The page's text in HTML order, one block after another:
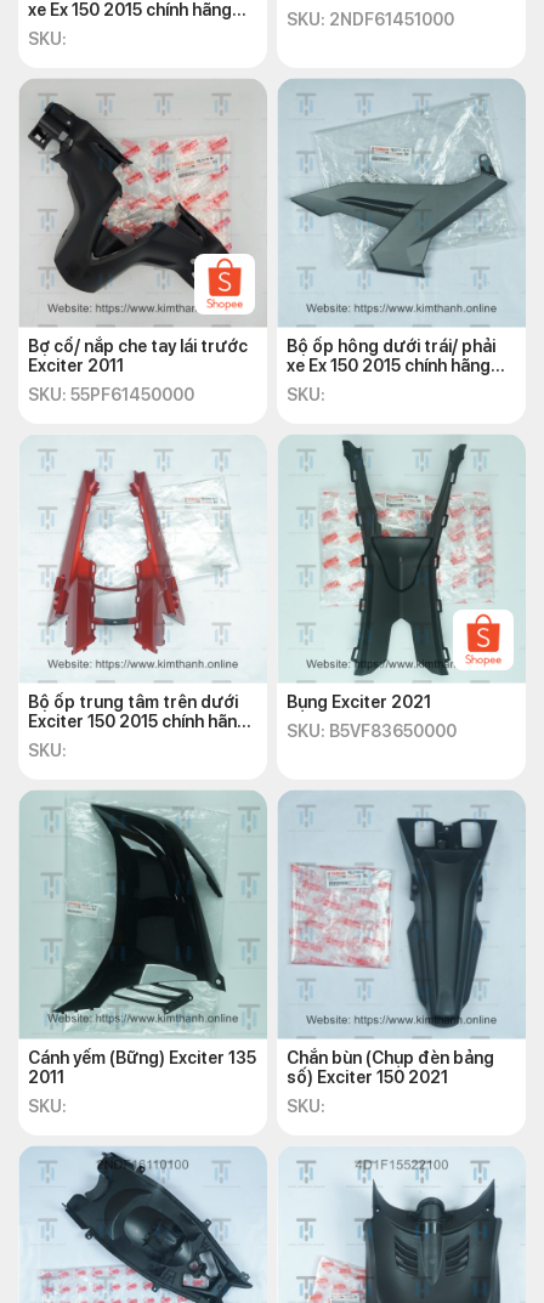
xe Ex 150 2015 chính hãng
Yamaha
SKU:
SKU: 2NDF61451000
Bợ cổ/ nắp che tay lái trước
Exciter 2011
SKU: 55PF61450000
Bộ ốp hông dưới trái/ phải
xe Ex 150 2015 chính hãng
Yamaha
SKU:
Bộ ốp trung tâm trên dưới
Exciter 150 2015 chính hãng
Yamaha
SKU:
Bụng Exciter 2021
SKU: B5VF83650000
Cánh yếm (Bững) Exciter 135
2011
SKU:
Chắn bùn (Chụp đèn bảng
số) Exciter 150 2021
SKU: